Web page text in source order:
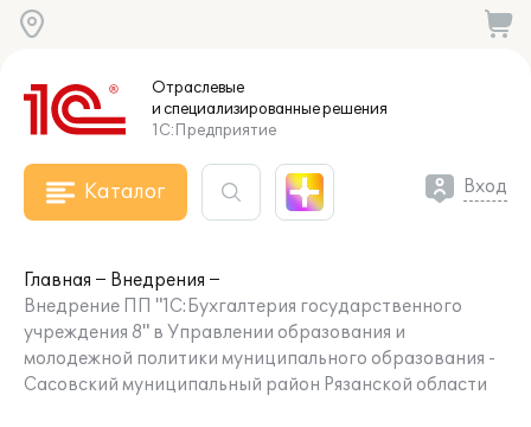
Отраслевые
и специализированныерешения
1С:Предприятие
Каталог Вход
Главная
Внедрения
Внедрение ПП "1С:Бухгалтерия государственного
учреждения 8" в Управлении образования и
молодежной политики муниципального образования -
Сасовский муниципальный район Рязанской области